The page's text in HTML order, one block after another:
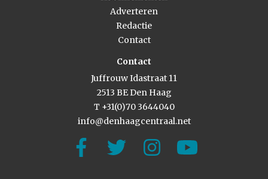
Adverteren
Redactie
Contact
Contact
Juffrouw Idastraat 11
2513 BE Den Haag
T +31(0)70 3644040
info@denhaagcentraal.net